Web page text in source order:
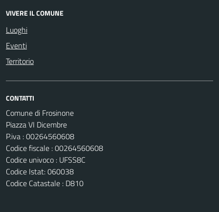
VIVERE IL COMUNE
Luoghi
Eventi
Territorio
CONTATTI
Comune di Frosinone
Piazza VI Dicembre
P.iva : 00264560608
Codice fiscale : 00264560608
Codice univoco : UFSS8C
Codice Istat: 060038
Codice Catastale : D810